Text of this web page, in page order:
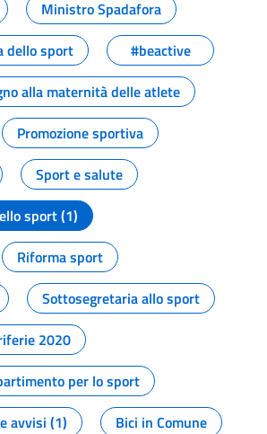
Ministro Spadafora
dello sport
#beactive
alla maternità delle atlete
Promozione sportiva
Sport e salute
sport (1)
Riforma sport
Sottosegretaria allo sport
2020
per lo sport
avvisi (1) Bici in Comune